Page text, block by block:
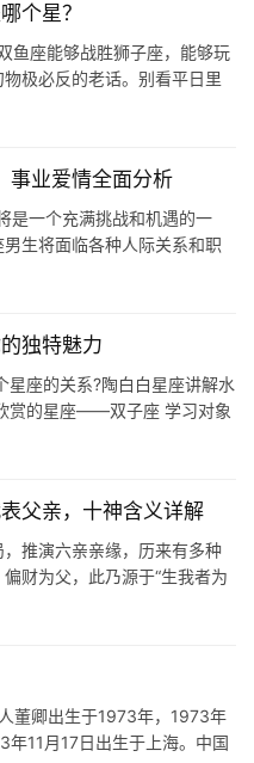
个星？
鱼座能够战胜狮子座，能够玩
极必反的老话。别看平日里
事业爱情全面分析
是一个充满挑战和机遇的一
生将面临各种人际关系和职
独特魅力
星座的关系?陶白白星座讲解水
赏的星座——双子座 学习对象
父亲，十神含义详解
推演六亲亲缘，历来有多种
财为父，此乃源于“生我者为
董卿出生于1973年，1973年
11月17日出生于上海。中国